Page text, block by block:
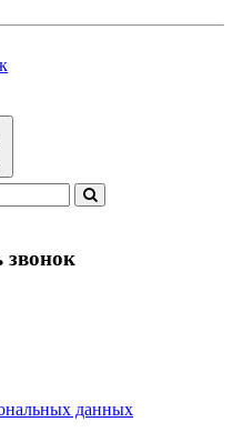
звонок
данных